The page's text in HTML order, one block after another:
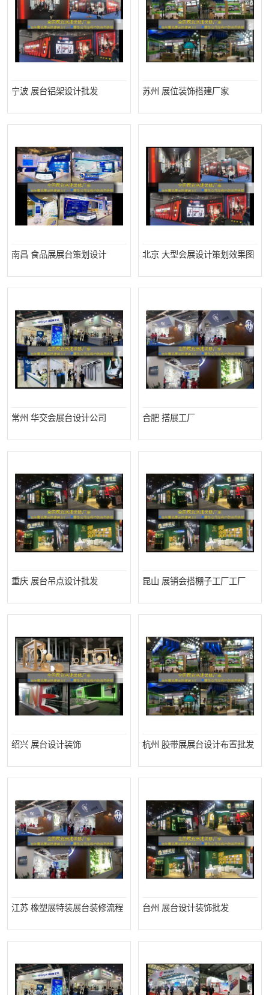
宁波 展台铝架设计批发 苏州 展位装饰搭建厂家
南昌 食品展展台策划设计 北京 大型会展设计策划效果图
常州 华交会展台设计公司 合肥 搭展工厂
重庆 展台吊点设计批发 昆山 展销会搭棚子工厂工厂
绍兴 展台设计装饰 杭州 胶带展展台设计布置批发
江苏 橡塑展特装展台装修流程 台州 展台设计装饰批发